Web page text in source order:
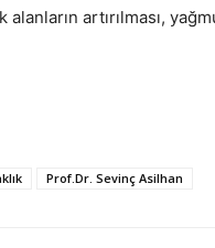
alanların artırılması,
Prof.Dr. Sevinç Asilhan